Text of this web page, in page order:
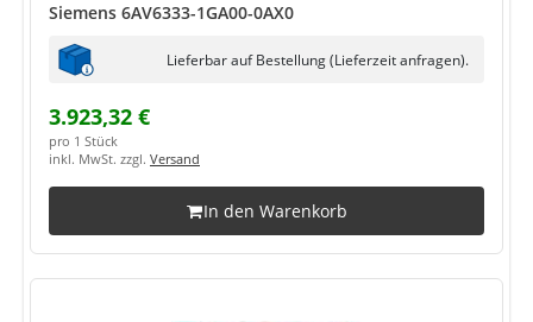
Siemens 6AV6333-1GA00-0AX0
Lieferbar auf Bestellung (Lieferzeit anfragen).
3.923,32 €
pro 1 Stück
inkl. MwSt. zzgl. Versand
In den Warenkorb